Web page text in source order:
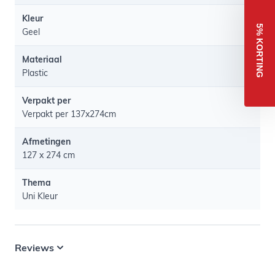
Kleur
Geel
Materiaal
Plastic
Verpakt per
Verpakt per 137x274cm
Afmetingen
127 x 274 cm
Thema
Uni Kleur
Reviews
5% KORTING